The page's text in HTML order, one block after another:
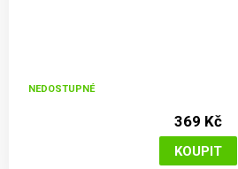
NEDOSTUPNÉ
369 Kč